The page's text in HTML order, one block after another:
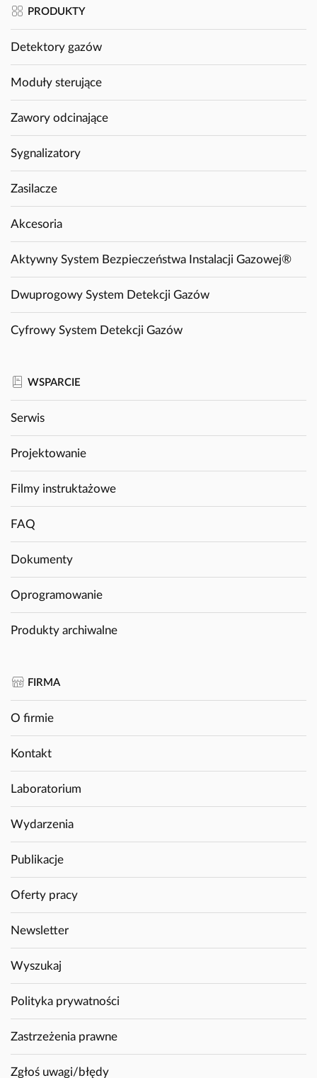
PRODUKTY
Detektory gazów
Moduły sterujące
Zawory odcinające
Sygnalizatory
Zasilacze
Akcesoria
Aktywny System Bezpieczeństwa Instalacji Gazowej®
Dwuprogowy System Detekcji Gazów
Cyfrowy System Detekcji Gazów
WSPARCIE
Serwis
Projektowanie
Filmy instruktażowe
FAQ
Dokumenty
Oprogramowanie
Produkty archiwalne
FIRMA
O firmie
Kontakt
Laboratorium
Wydarzenia
Publikacje
Oferty pracy
Newsletter
Wyszukaj
Polityka prywatności
Zastrzeżenia prawne
Zgłoś uwagi/błędy